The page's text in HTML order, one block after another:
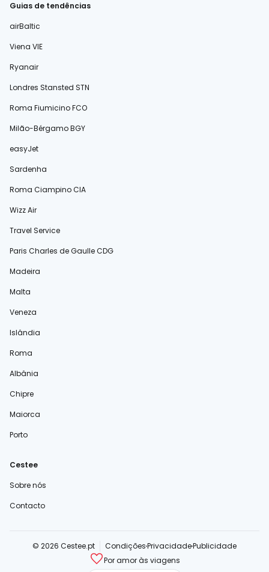
Guias de tendências
airBaltic
Viena VIE
Ryanair
Londres Stansted STN
Roma Fiumicino FCO
Milão-Bérgamo BGY
easyJet
Sardenha
Roma Ciampino CIA
Wizz Air
Travel Service
Paris Charles de Gaulle CDG
Madeira
Malta
Veneza
Islândia
Roma
Albânia
Chipre
Maiorca
Porto
Cestee
Sobre nós
Contacto
© 2026 Cestee.pt CondiçõesPrivacidadePublicidade
Por amor às viagens
cestee.com